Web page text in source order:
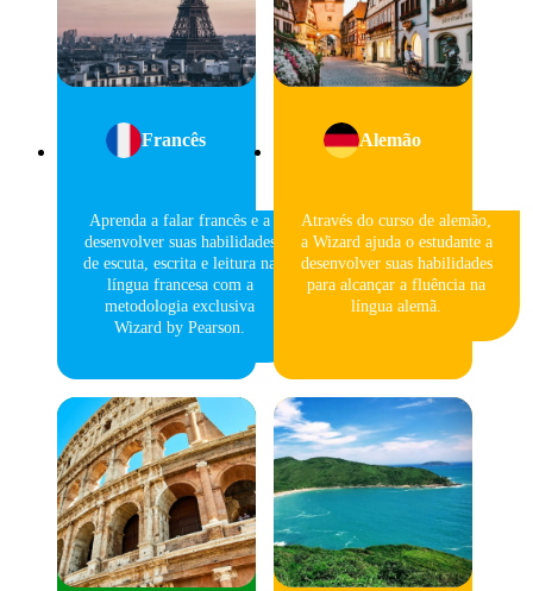
Francês
Aprenda a falar francês e a
desenvolver suas habilidades
de escuta, escrita e leitura na
língua francesa com a
metodologia exclusiva
Wizard by Pearson.
Alemão
Através do curso de alemão,
a Wizard ajuda o estudante a
desenvolver suas habilidades
para alcançar a fluência na
língua alemã.